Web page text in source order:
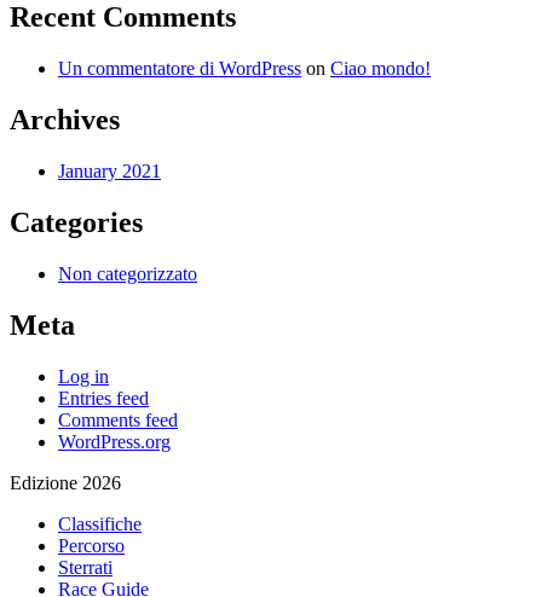
Recent Comments
Un commentatore di WordPress on Ciao mondo!
Archives
January 2021
Categories
Non categorizzato
Meta
Log in
Entries feed
Comments feed
WordPress.org
Edizione 2026
Classifiche
Percorso
Sterrati
Race Guide